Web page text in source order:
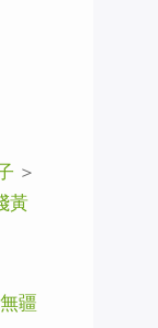
＞
黃
疆